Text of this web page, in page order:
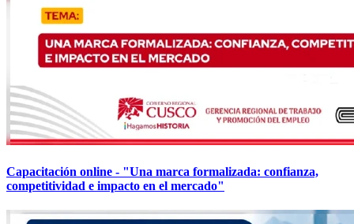
Capacitación online - "Una marca formalizada: confianza,
competitividad e impacto en el mercado"